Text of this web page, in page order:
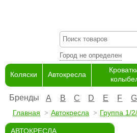
Город не определен
Коляски Автокресла
Бренды A B C D E F G
Главная Автокресла Группа 1/
АВТОКРЕСЛА